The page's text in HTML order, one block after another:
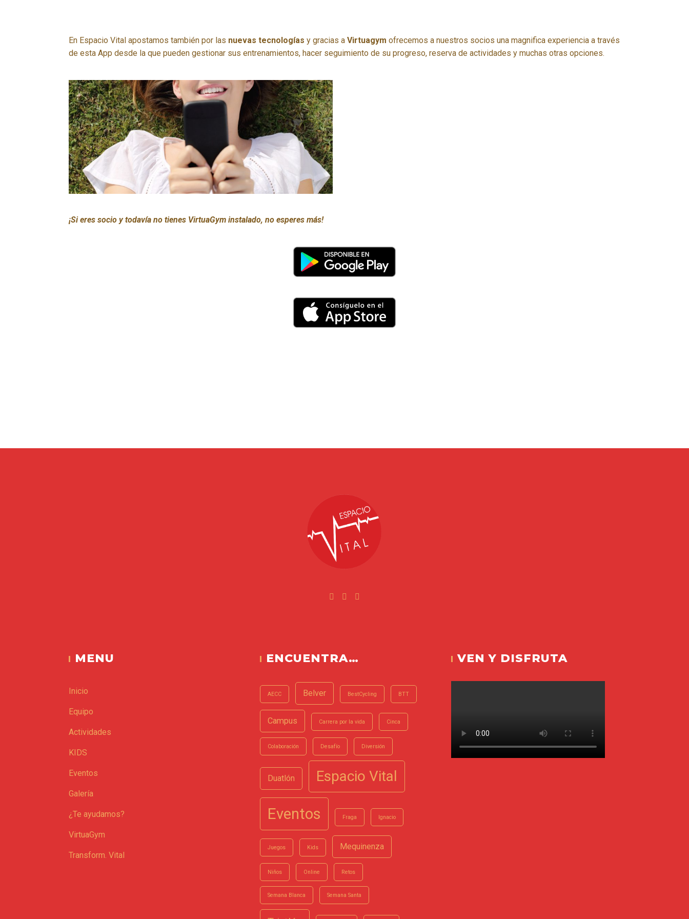
En Espacio Vital apostamos también por las nuevas tecnologías y gracias aVirtuagym ofrecemos a nuestros socios una magnifica experiencia a través
de esta App desde la que pueden gestionar sus entrenamientos, hacer seguimiento de su progreso, reserva de actividades y muchas otras opciones.
¡Si eres socio y todavía no tienes VirtuaGym instalado, no esperes más!
FacebookInstagram
MENU
Inicio
Equipo
Actividades
KIDS
Eventos
Galería
¿Te ayudamos?
VirtuaGym
Transform. Vital
ENCUENTRA…
AECC Belver BestCycling BTT
Campus Carrera por la vida Cinca
Colaboración Desafío Diversión
Duatlón Espacio Vital
Eventos Fraga Ignacio
Juegos Kids Mequinenza
Niños Online Retos
Semana Blanca Semana Santa
VEN Y DISFRUTA